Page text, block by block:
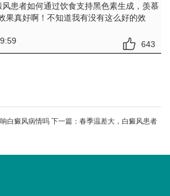
风患者如何通过饮食支持黑色素生成，羡慕
果真好啊！不知道我有没有这么好的效
643
白癜风病情吗 下一篇： 春季温差大，白癜风患者